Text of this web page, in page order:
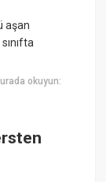
aşan
okuyun: